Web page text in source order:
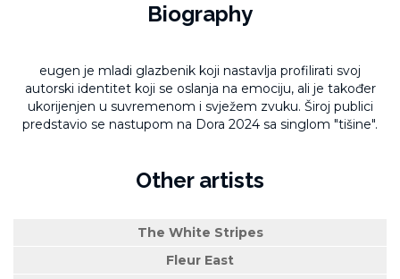
Biography
eugen je mladi glazbenik koji nastavlja profilirati svoj
autorski identitet koji se oslanja na emociju, ali je također
ukorijenjen u suvremenom i svježem zvuku. Široj publici
predstavio se nastupom na Dora 2024 sa singlom "tišine".
Other artists
The White Stripes
Fleur East